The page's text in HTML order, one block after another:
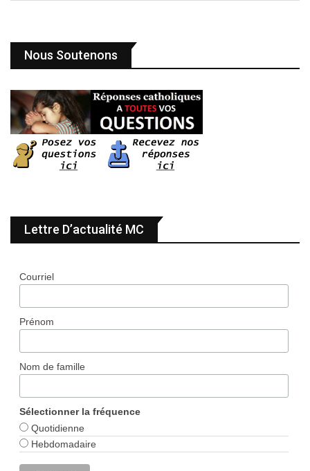
Nous Soutenons
Lettre D’actualité MC
Courriel
Prénom
Nom de famille
Sélectionner la fréquence
Quotidienne
Hebdomadaire